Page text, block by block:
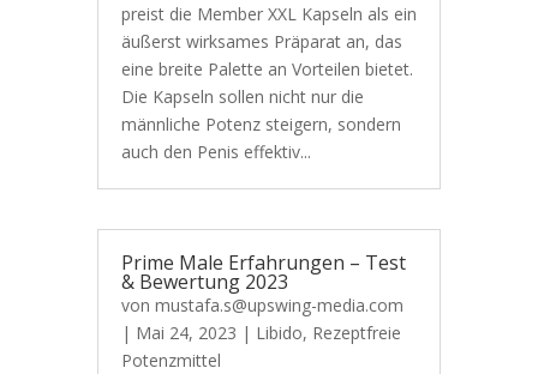
preist die Member XXL Kapseln als ein
äußerst wirksames Präparat an, das
eine breite Palette an Vorteilen bietet.
Die Kapseln sollen nicht nur die
männliche Potenz steigern, sondern
auch den Penis effektiv...
Prime Male Erfahrungen – Test
& Bewertung 2023
von mustafa.s@upswing-media.com
| Mai 24, 2023 | Libido, Rezeptfreie
Potenzmittel